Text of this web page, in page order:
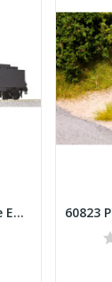
71386 Locomotiva de Edição a vapor 230 F 607,...